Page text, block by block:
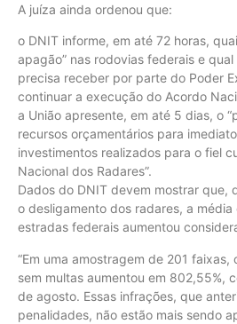
A juíza ainda ordenou que:
o DNIT informe, em até 72 horas,
apagão” nas rodovias federais e
precisa receber por parte do Poder
continuar a execução do Acordo
a União apresente, em até 5 dias, o
recursos orçamentários para
investimentos realizados para o fiel
Nacional dos Radares”.
Dados do DNIT devem mostrar que,
o desligamento dos radares, a
estradas federais aumentou
“Em uma amostragem de 201 faixas,
sem multas aumentou em 802,55%,
de agosto. Essas infrações, que
penalidades, não estão mais sendo